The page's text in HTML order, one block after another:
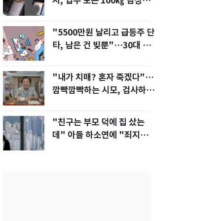
"5500만원 날리고 급등주 단
타, 남은 건 빚뿐"…30대 여
"내가 치매? 혼자 죽겠다"…
깜빡깜빡하는 시모, 검사하라
"친구는 부모 덕에 집 샀는
데" 아들 하소연에 "죄지었